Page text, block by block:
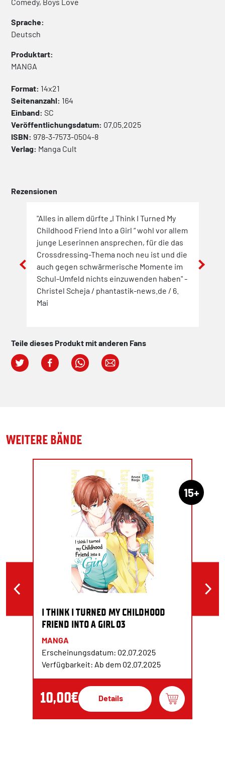
Sprache:
Deutsch
Produktart:
MANGA
Format: 14x21
Seitenanzahl: 164
Einband: SC
Veröffentlichungsdatum: 07.05.2025
ISBN: 978-3-7573-0504-8
Verlag: Manga Cult
Rezensionen
"Alles in allem dürfte „I Think I Turned My
Childhood Friend Into a Girl “ wohl vor allem
junge Leserinnen ansprechen, für die das
Crossdressing-Thema noch neu ist und die
auch gegen schwärmerische Momente im
Schul-Umfeld nichts einzuwenden haben" -
Christel Scheja / phantastik-news.de / 6.
Mai
Teile dieses Produkt mit anderen Fans
WEITERE BÄNDE
15+
I THINK I TURNED MY CHILDHOOD
FRIEND INTO A GIRL 03
MANGA
Erscheinungsdatum: 02.07.2025
Verfügbarkeit: Ab dem 02.07.2025
10,00€ Details